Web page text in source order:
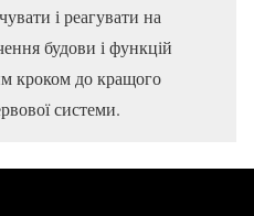
і реагувати на
будови і функцій
кроком до кращого
системи.